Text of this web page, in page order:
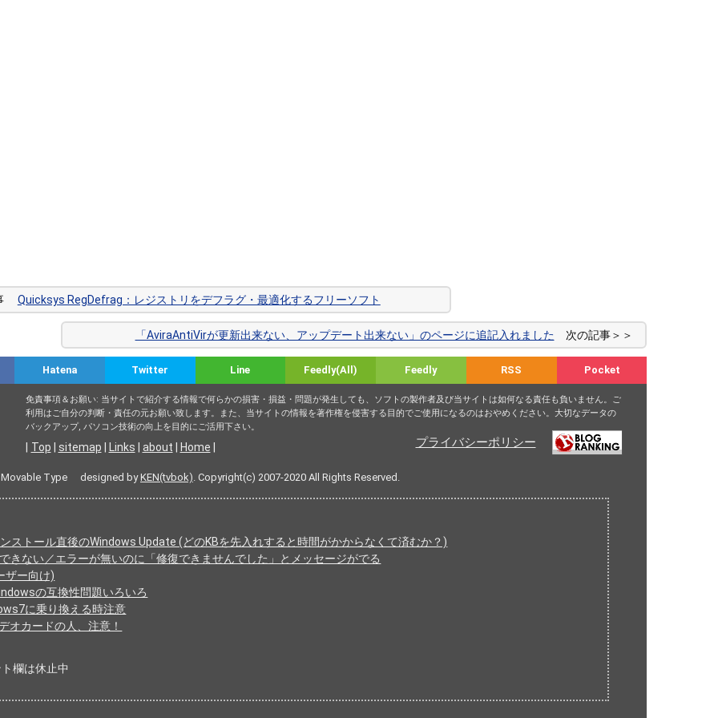
Quicksys RegDefrag：レジストリをデフラグ・最適化するフリーソフト
「AviraAntiVirが更新出来ない、アップデート出来ない」のページに追記入れました 次の記事＞＞
Hatena Twitter Line Feedly(All) Feedly RSS Pocket
免責事項＆お願い: 当サイトで紹介する情報で何らかの損害・損益・問題が発生しても、ソフトの製作者及び当サイトは如何なる責任も負いません。ご
利用はご自分の判断・責任の元お願い致します。また、当サイトの情報を著作権を侵害する目的でご使用になるのはおやめください。大切なデータの
バックアップ, パソコン技術の向上を目的にご活用下さい。
プライバシーポリシー
Top sitemap Links about Home
Movable Type designed byKEN(tvbok) . Copyright(c) 2007-2020 All Rights Reserved.
ストール直後のWindows Update (どのKBを先入れすると時間がかからなくて済むか？)
ない／エラーが無いのに「修復できませんでした」とメッセージがでる
ザー向け)
の互換性問題いろいろ
に乗り換える時注意
オカードの人、注意！
欄は休止中